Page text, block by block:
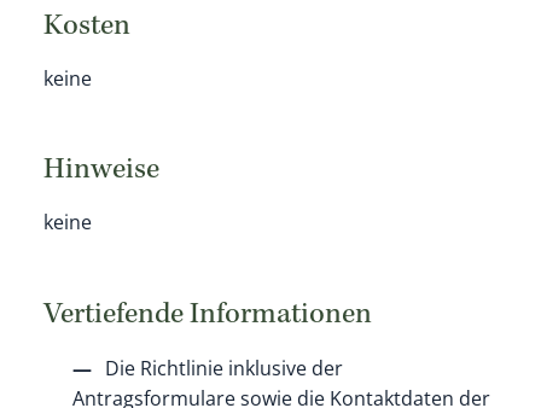
Kosten
keine
Hinweise
keine
Vertiefende Informationen
Die Richtlinie inklusive der
Antragsformulare sowie die Kontaktdaten der